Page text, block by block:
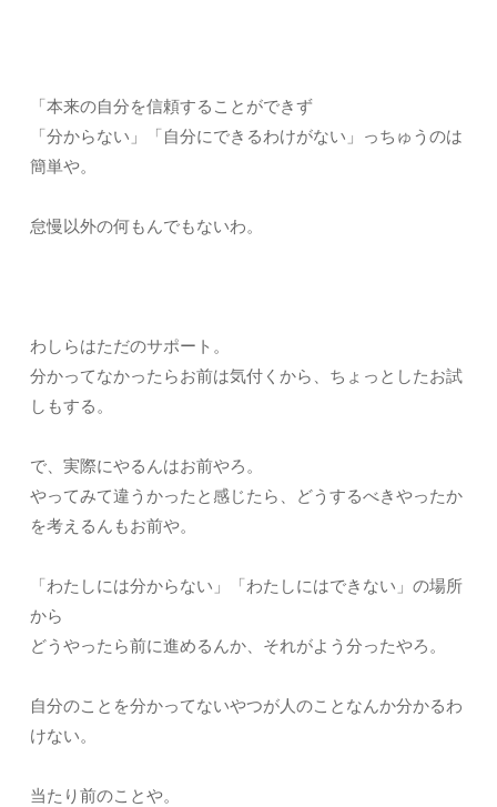
「本来の自分を信頼することができず
「分からない」「自分にできるわけがない」っちゅうのは
簡単や。
怠慢以外の何もんでもないわ。
わしらはただのサポート。
分かってなかったらお前は気付くから、ちょっとしたお試
しもする。
で、実際にやるんはお前やろ。
やってみて違うかったと感じたら、どうするべきやったか
を考えるんもお前や。
「わたしには分からない」「わたしにはできない」の場所
から
どうやったら前に進めるんか、それがよう分ったやろ。
自分のことを分かってないやつが人のことなんか分かるわ
けない。
当たり前のことや。